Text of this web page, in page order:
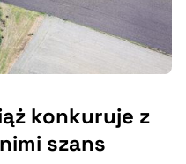
konkuruje z
szans